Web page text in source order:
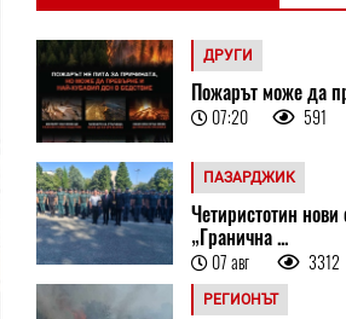
ДРУГИ
Пожарът може да
07:20 591
ПАЗАРДЖИК
Четиристотин нови
„Гранична ...
07 авг 3312
РЕГИОНЪТ